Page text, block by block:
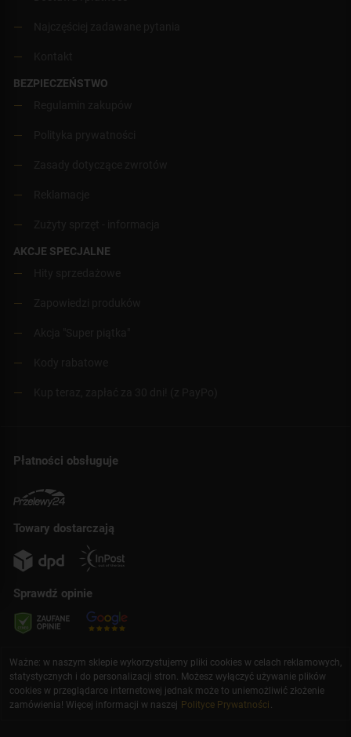
BEZPIECZEŃSTWO
AKCJE SPECJALNE
Płatności obsługuje
Towary dostarczają
Sprawdź opinie
Ważne: w naszym sklepie wykorzystujemy pliki cookies w celach reklamowych,
statystycznych i do personalizacji stron. Możesz wyłączyć używanie plików
cookies w przeglądarce internetowej jednak może to uniemożliwić złożenie
zamówienia! Więcej informacji w naszej Polityce Prywatności .